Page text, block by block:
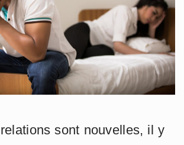
sont nouvelles, il y